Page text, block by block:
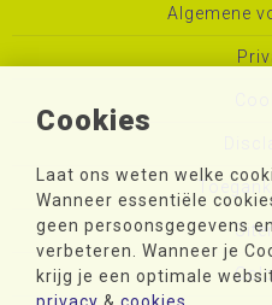
Cookies
Laat ons weten welke
Wanneer essentiële
geen persoonsgegevens
verbeteren. Wanneer je
krijg je een optimale
Algemene